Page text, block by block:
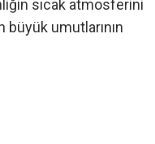
sıcak atmosferini
umutlarının